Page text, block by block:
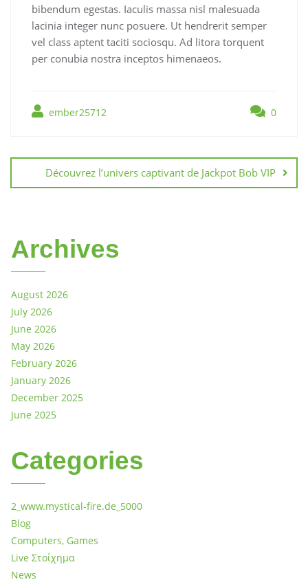
bibendum egestas. Iaculis massa nisl malesuada
lacinia integer nunc posuere. Ut hendrerit semper
vel class aptent taciti sociosqu. Ad litora torquent
per conubia nostra inceptos himenaeos.
ember25712 0
Découvrez l’univers captivant de Jackpot Bob VIP
Archives
August 2026
July 2026
June 2026
May 2026
February 2026
January 2026
December 2025
June 2025
Categories
2_www.mystical-fire.de_5000
Blog
Computers, Games
Live Στοίχημα
News